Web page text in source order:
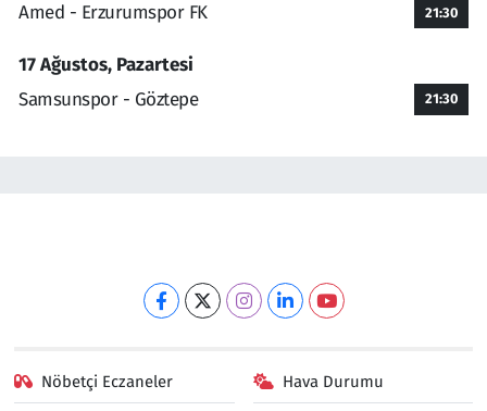
Amed - Erzurumspor FK 21:30
17 Ağustos, Pazartesi
Samsunspor - Göztepe
21:30
Nöbetçi Eczaneler Hava Durumu